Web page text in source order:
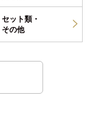
セット類・
その他